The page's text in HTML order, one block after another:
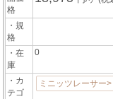
格
・規
格
・在
庫
0
・カ
テゴ
ミニッツレーサー